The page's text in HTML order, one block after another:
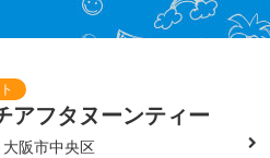
アフタヌーンティー
阪市中央区